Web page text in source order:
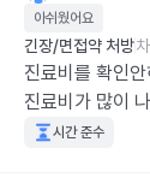
아쉬웠어요
긴장/면접약 처방
진료비를 확인
진료비가 많이
시간 준수